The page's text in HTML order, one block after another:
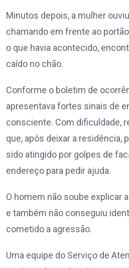
Minutos depois, a mulher
chamando em frente ao
o que havia acontecido,
caído no chão.
Conforme o boletim de
apresentava fortes sinais de
consciente. Com dificuldade,
que, após deixar a residência,
sido atingido por golpes de
endereço para pedir ajuda.
O homem não soube explicar
e também não conseguiu
cometido a agressão.
Uma equipe do Serviço de